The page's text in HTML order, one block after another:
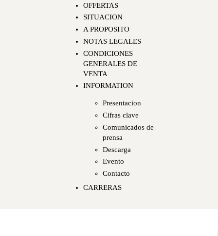
OFFERTAS
SITUACION
A PROPOSITO
NOTAS LEGALES
CONDICIONES
GENERALES DE
VENTA
INFORMATION
Presentacion
Cifras clave
Comunicados de
prensa
Descarga
Evento
Contacto
CARRERAS